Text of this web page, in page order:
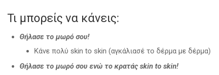
Τι μπορείς να κάνεις:
Θήλασε το μωρό σου!
Κάνε πολύ skin to skin (αγκάλιασέ το δέρμα με δέρμα)
Θήλασε το μωρό σου ενώ το κρατάς skin to skin!